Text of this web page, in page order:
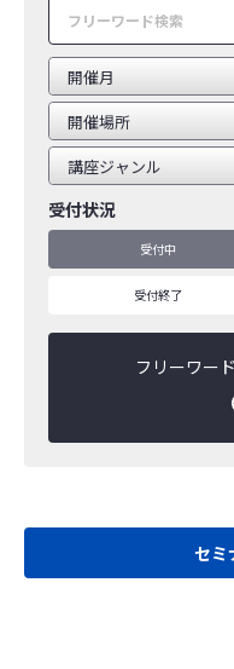
受付状況
受付中
受付終了
フリーワー
セミ